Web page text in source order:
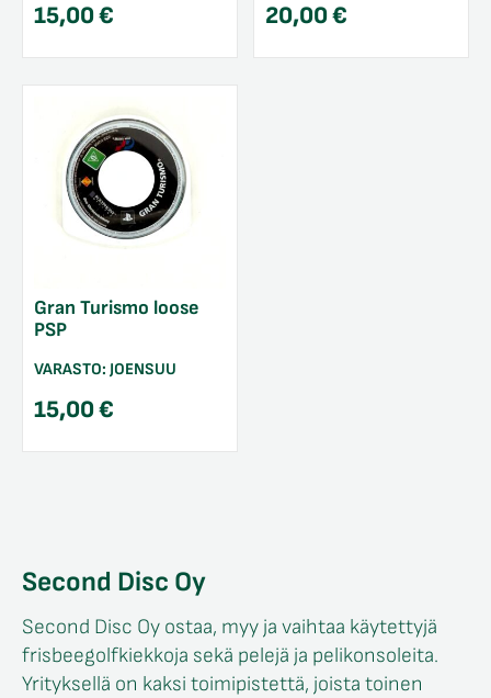
15,00€ 20,00€
Gran Turismo loose
PSP
VARASTO: JOENSUU
15,00€
Second Disc Oy
Second Disc Oy ostaa, myy ja vaihtaa käytettyjä
frisbeegolfkiekkoja sekä pelejä ja pelikonsoleita.
Yrityksellä on kaksi toimipistettä, joista toinen